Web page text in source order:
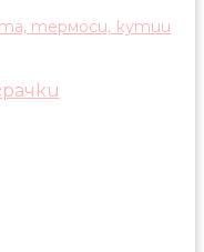
термоси, кутии